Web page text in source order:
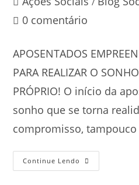
0 comentário
APOSENTADOS
PARA REALIZAR O
PRÓPRIO! O início da
sonho que se torna
compromisso,
Continue Lendo